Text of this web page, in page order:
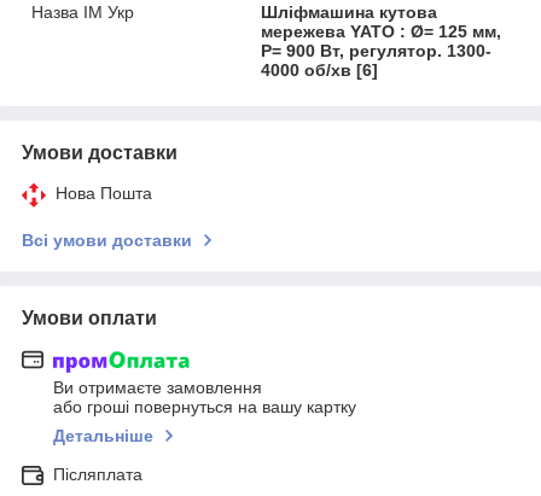
Назва ІМ Укр
Шліфмашина кутова
мережева YATO : Ø= 125 мм,
P= 900 Вт, регулятор. 1300-
4000 об/хв [6]
Умови доставки
Нова Пошта
Всі умови доставки
Умови оплати
Ви отримаєте замовлення
або гроші повернуться на вашу картку
Детальніше
Післяплата